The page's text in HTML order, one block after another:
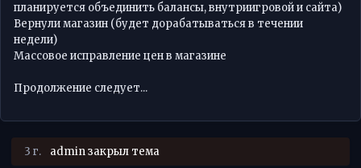
планируется объединить балансы, внутриигровой и сайта)
Вернули магазин (будет дорабатываться в течении
недели)
Массовое исправление цен в магазине
Продолжение следует...
3 г. adminзакрыл тема